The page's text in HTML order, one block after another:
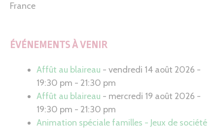
France
ÉVÉNEMENTS À VENIR
Affût au blaireau - vendredi 14 août 2026 -
19:30 pm - 21:30 pm
Affût au blaireau - mercredi 19 août 2026 -
19:30 pm - 21:30 pm
Animation spéciale familles - Jeux de société